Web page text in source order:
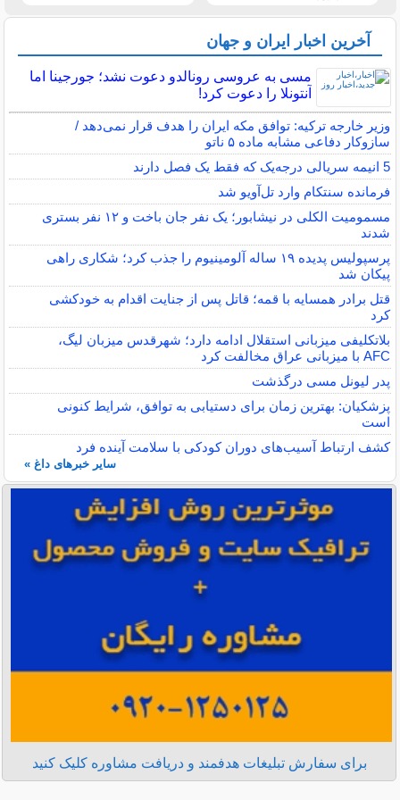
آخرین اخبار ایران و جهان
مسی به عروسی رونالدو دعوت نشد؛ جورجینا اما
آنتونلا را دعوت کرد!
وزیر خارجه ترکیه: توافق مکه ایران را هدف قرار نمی‌دهد /
سازوکار دفاعی مشابه ماده ۵ ناتو
5 انیمه سریالی درجه‌یک که فقط یک فصل دارند
فرمانده سنتکام وارد تل‌آویو شد
مسمومیت الکلی در نیشابور؛ یک نفر جان باخت و ۱۲ نفر بستری
شدند
پرسپولیس پدیده ۱۹ ساله آلومینیوم را جذب کرد؛ شکاری راهی
پیکان شد
قتل برادر همسایه با قمه؛ قاتل پس از جنایت اقدام به خودکشی
کرد
بلاتکلیفی میزبانی استقلال ادامه دارد؛ شهرقدس میزبان لیگ،
AFC با میزبانی عراق مخالفت کرد
پدر لیونل مسی درگذشت
پزشکیان: بهترین زمان برای دستیابی به توافق، شرایط کنونی
است
کشف ارتباط آسیب‌های دوران کودکی با سلامت آینده فرد
سایر خبرهای داغ »
برای سفارش تبلیغات هدفمند و دریافت مشاوره کلیک کنید